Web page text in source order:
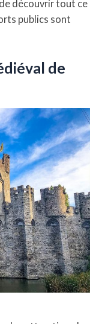
découvrir tout ce
publics sont
de